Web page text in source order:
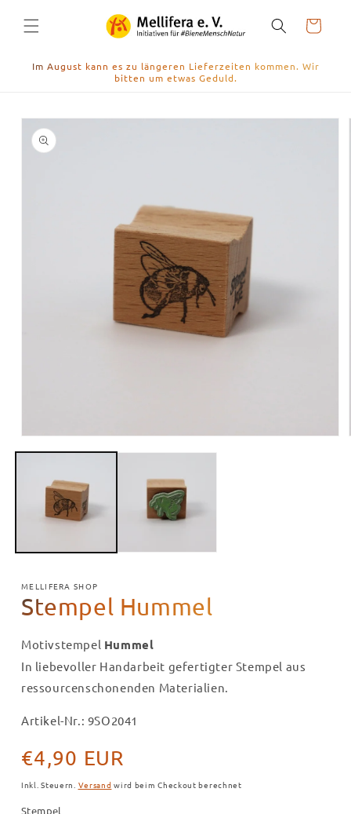
zum
Inhalt
Warenkorb
Im August kann es zu längeren Lieferzeiten kommen. Wir
bitten um etwas Geduld.
1
öffnen
MELLIFERA SHOP
Stempel Hummel
Motivstempel Hummel
In liebevoller Handarbeit gefertigter Stempel aus
ressourcenschonenden Materialien.
Artikel-Nr.: 9SO2041
Normaler
Preis
€4,90 EUR
Inkl. Steuern. Versand wird beim Checkout berechnet
Stempel